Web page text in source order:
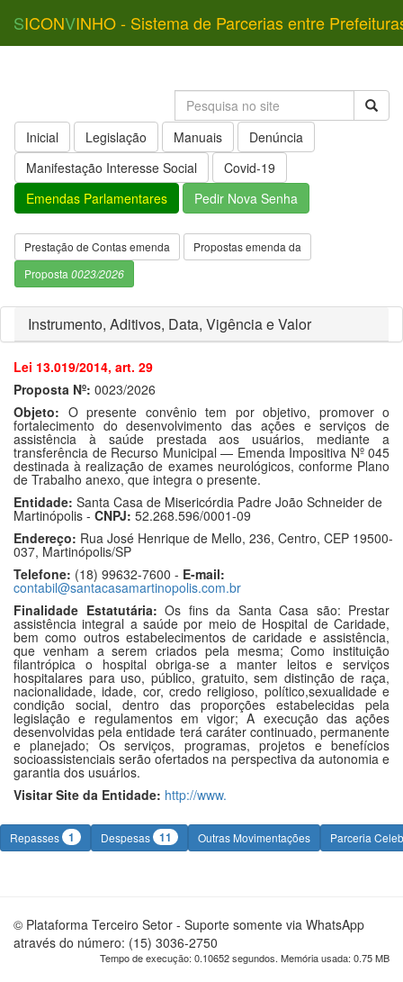
SICONVINHO - Sistema de Parcerias entre
Inicial Legislação Manuais
Denúncia
Manifestação Interesse Social
Covid-19
Emendas Parlamentares
Pedir Nova Senha
Prestação de Contas emenda
Propostas emenda da
Proposta 0023/2026
Instrumento, Aditivos, Data, Vigência e Valor
Lei 13.019/2014, art. 29
Proposta Nº: 0023/2026
Objeto: O presente convênio tem por objetivo, promover o
fortalecimento do desenvolvimento das ações e serviços de
assistência à saúde prestada aos usuários, mediante a
transferência de Recurso Municipal — Emenda Impositiva Nº 045
destinada à realização de exames neurológicos, conforme Plano
de Trabalho anexo, que integra o presente.
Entidade: Santa Casa de Misericórdia Padre João Schneider de
Martinópolis - CNPJ: 52.268.596/0001-09
Endereço: Rua José Henrique de Mello, 236, Centro, CEP 19500-
037, Martinópolis/SP
Telefone: (18) 99632-7600 - E-mail:
contabil@santacasamartinopolis.com.br
Finalidade Estatutária: Os fins da Santa Casa são: Prestar
assistência integral a saúde por meio de Hospital de Caridade,
bem como outros estabelecimentos de caridade e assistência,
que venham a serem criados pela mesma; Como instituição
filantrópica o hospital obriga-se a manter leitos e serviços
hospitalares para uso, público, gratuito, sem distinção de raça,
nacionalidade, idade, cor, credo religioso, político,sexualidade e
condição social, dentro das proporções estabelecidas pela
legislação e regulamentos em vigor; A execução das ações
desenvolvidas pela entidade terá caráter continuado, permanente
e planejado; Os serviços, programas, projetos e benefícios
socioassistenciais serão ofertados na perspectiva da autonomia e
garantia dos usuários.
Visitar Site da Entidade: http://www.
Repasses 1 Despesas 11 Outras Movimentações Parceria
© Plataforma Terceiro Setor - Suporte somente via WhatsApp
através do número: (15) 3036-2750
Tempo de execução: 0.10652 segundos. Memória usada: 0.75 MB